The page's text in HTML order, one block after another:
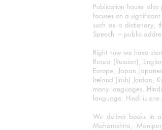
Publication house
focuses on a
such as a dictionary,
Speech – public
Right now we have
Russia (Russian),
Europe, Japan
Ireland (Irish) Jordan,
many languages.
language. Hindi is
We deliver books in
Maharashtra,